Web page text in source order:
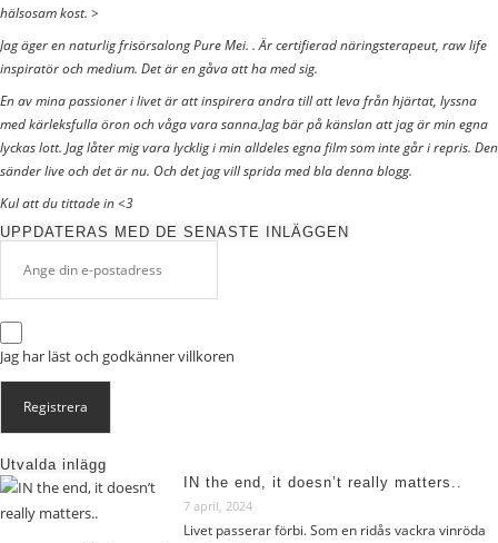
hälsosam kost. >
Jag äger en naturlig frisörsalong Pure Mei. . Är certifierad näringsterapeut, raw life
inspiratör och medium. Det är en gåva att ha med sig.
En av mina passioner i livet är att inspirera andra till att leva från hjärtat, lyssna
med kärleksfulla öron och våga vara sanna.Jag bär på känslan att jag är min egna
lyckas lott. Jag låter mig vara lycklig i min alldeles egna film som inte går i repris. Den
sänder live och det är nu. Och det jag vill sprida med bla denna blogg.
Kul att du tittade in <3
UPPDATERAS MED DE SENASTE INLÄGGEN
Jag har läst och godkännervillkoren
Utvalda inlägg
IN the end, it doesn’t really matters..
7 april, 2024
Livet passerar förbi. Som en ridås vackra vinröda